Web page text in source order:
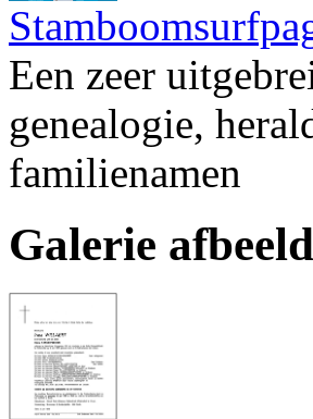
Een zeer
genealogie,
familienamen
Galerie